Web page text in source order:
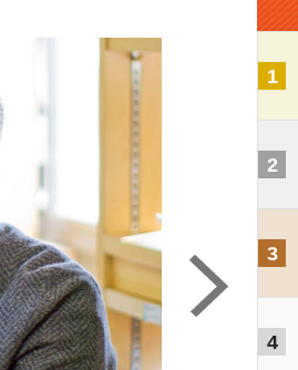
1
2
3
4